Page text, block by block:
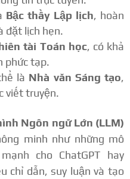
Bậc thầy Lập lịch, hoàn
đặt lịch hẹn.
tài Toán học, có khả
phức tạp.
là Nhà văn Sáng tạo,
viết truyện.
Ngôn ngữ Lớn (LLM)
minh như những mô
cho ChatGPT hay
chỉ dẫn, suy luận và tạo